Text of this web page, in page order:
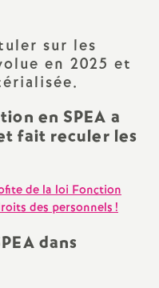
i
o
n
a
l
sur les
en 2025 et
en SPEA a
fait reculer les
de la loi Fonction
des personnels!
dans